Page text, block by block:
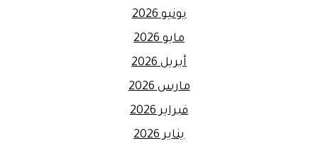
يونيو 2026
مايو 2026
أبريل 2026
مارس 2026
فبراير 2026
يناير 2026